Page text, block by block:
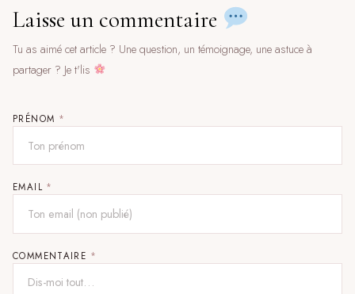
Laisse un commentaire
Tu as aimé cet article ? Une question, un témoignage, une astuce à
partager ? Je t'lis
PRÉNOM *
EMAIL *
COMMENTAIRE *